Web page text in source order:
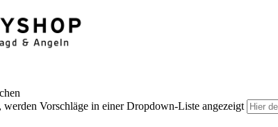
werden Vorschläge in einer Dropdown-Liste angezeigt